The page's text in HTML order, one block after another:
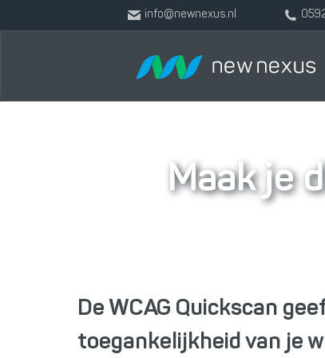
info@newnexus.nl
Maak je
De WCAG Quickscan
toegankelijkheid van je